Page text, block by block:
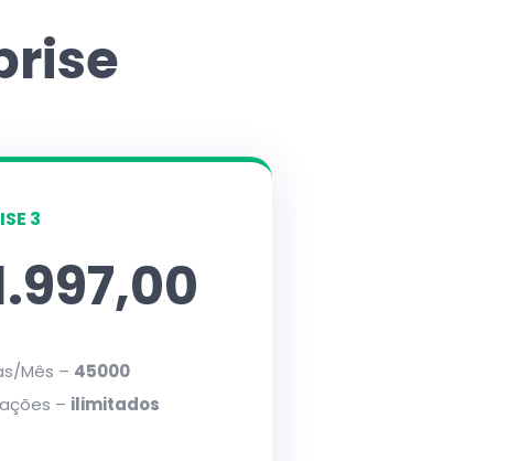
3
Mês – 45000
– ilimitados